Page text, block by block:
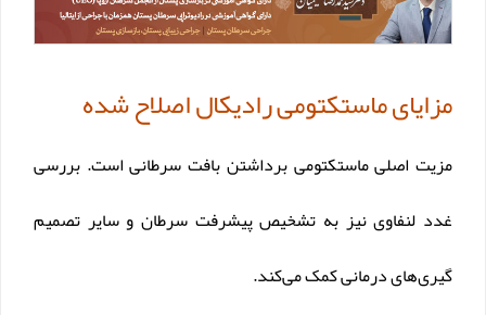
مزایای ماستکتومی رادیکال اصلاح شده
مزیت اصلی ماستکتومی برداشتن بافت سرطانی است. بررسی
غدد لنفاوی نیز به تشخیص پیشرفت سرطان و سایر تصمیم‌
گیری‌های درمانی کمک می‌کند.